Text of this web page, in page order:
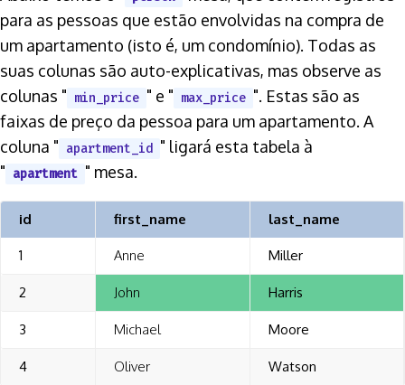
para as pessoas que estão envolvidas na compra de
um apartamento (isto é, um condomínio). Todas as
suas colunas são auto-explicativas, mas observe as
colunas " min_price " e " max_price ". Estas são as
faixas de preço da pessoa para um apartamento. A
coluna " apartment_id " ligará esta tabela à
" apartment " mesa.
id first_name last_name
1 Anne Miller
2 John Harris
3 Michael Moore
4 Oliver Watson